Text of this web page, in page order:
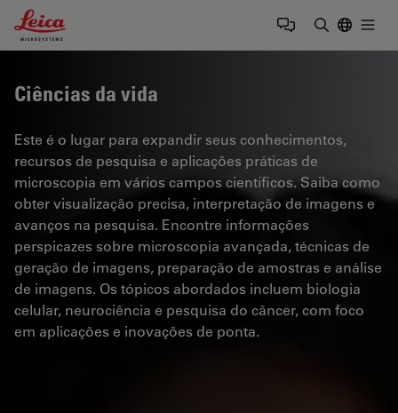
Leica Microsystems Logo
Ciências da vida
Este é o lugar para expandir seus conhecimentos,
recursos de pesquisa e aplicações práticas de
microscopia em vários campos científicos. Saiba como
obter visualização precisa, interpretação de imagens e
avanços na pesquisa. Encontre informações
perspicazes sobre microscopia avançada, técnicas de
geração de imagens, preparação de amostras e análise
de imagens. Os tópicos abordados incluem biologia
celular, neurociência e pesquisa do câncer, com foco
em aplicações e inovações de ponta.